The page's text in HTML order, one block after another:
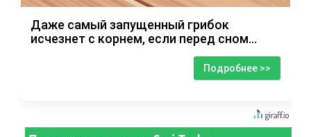
Даже самый запущенный грибок
исчезнет с корнем, если перед сном…
Подробнее >>